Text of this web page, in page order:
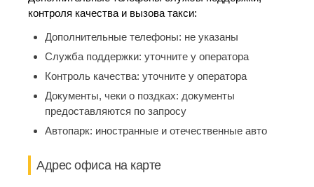
контроля качества и вызова такси:
Дополнительные телефоны: не указаны
Служба поддержки: уточните у оператора
Контроль качества: уточните у оператора
Документы, чеки о поздках: документы
предоставляются по запросу
Автопарк: иностранные и отечественные авто
Адрес офиса на карте